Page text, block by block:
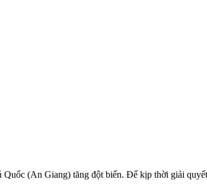
(An Giang) tăng đột biến. Để kịp thời giải